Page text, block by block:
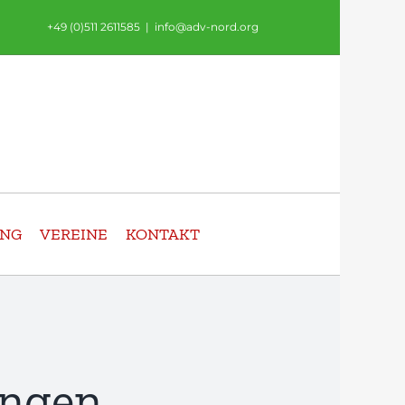
+49 (0)511 2611585 | info@adv-nord.org
VEREINE KONTAKT